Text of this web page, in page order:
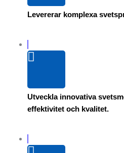
Levererar komplexa
Utveckla innovativa
effektivitet och kvalitet.